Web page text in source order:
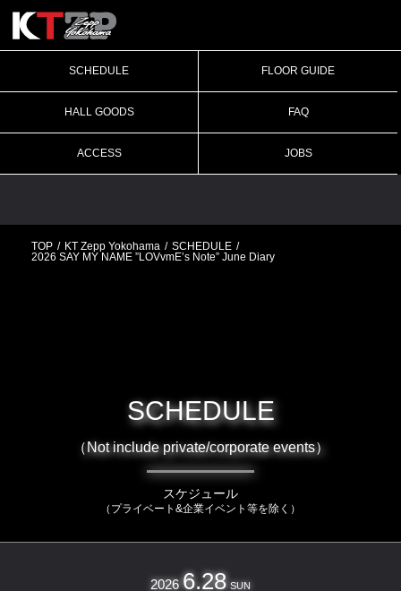
SCHEDULE FLOOR GUIDE
HALL GOODS FAQ
ACCESS JOBS
TOP KT Zepp Yokohama
SCHEDULE
2026 SAY MY NAME ”LOVvmE’s Note” June Diary
SCHEDULE
（Not include private/corporate events）
スケジュール
（プライベート&企業イベント等を除く）
2026 6.28 SUN